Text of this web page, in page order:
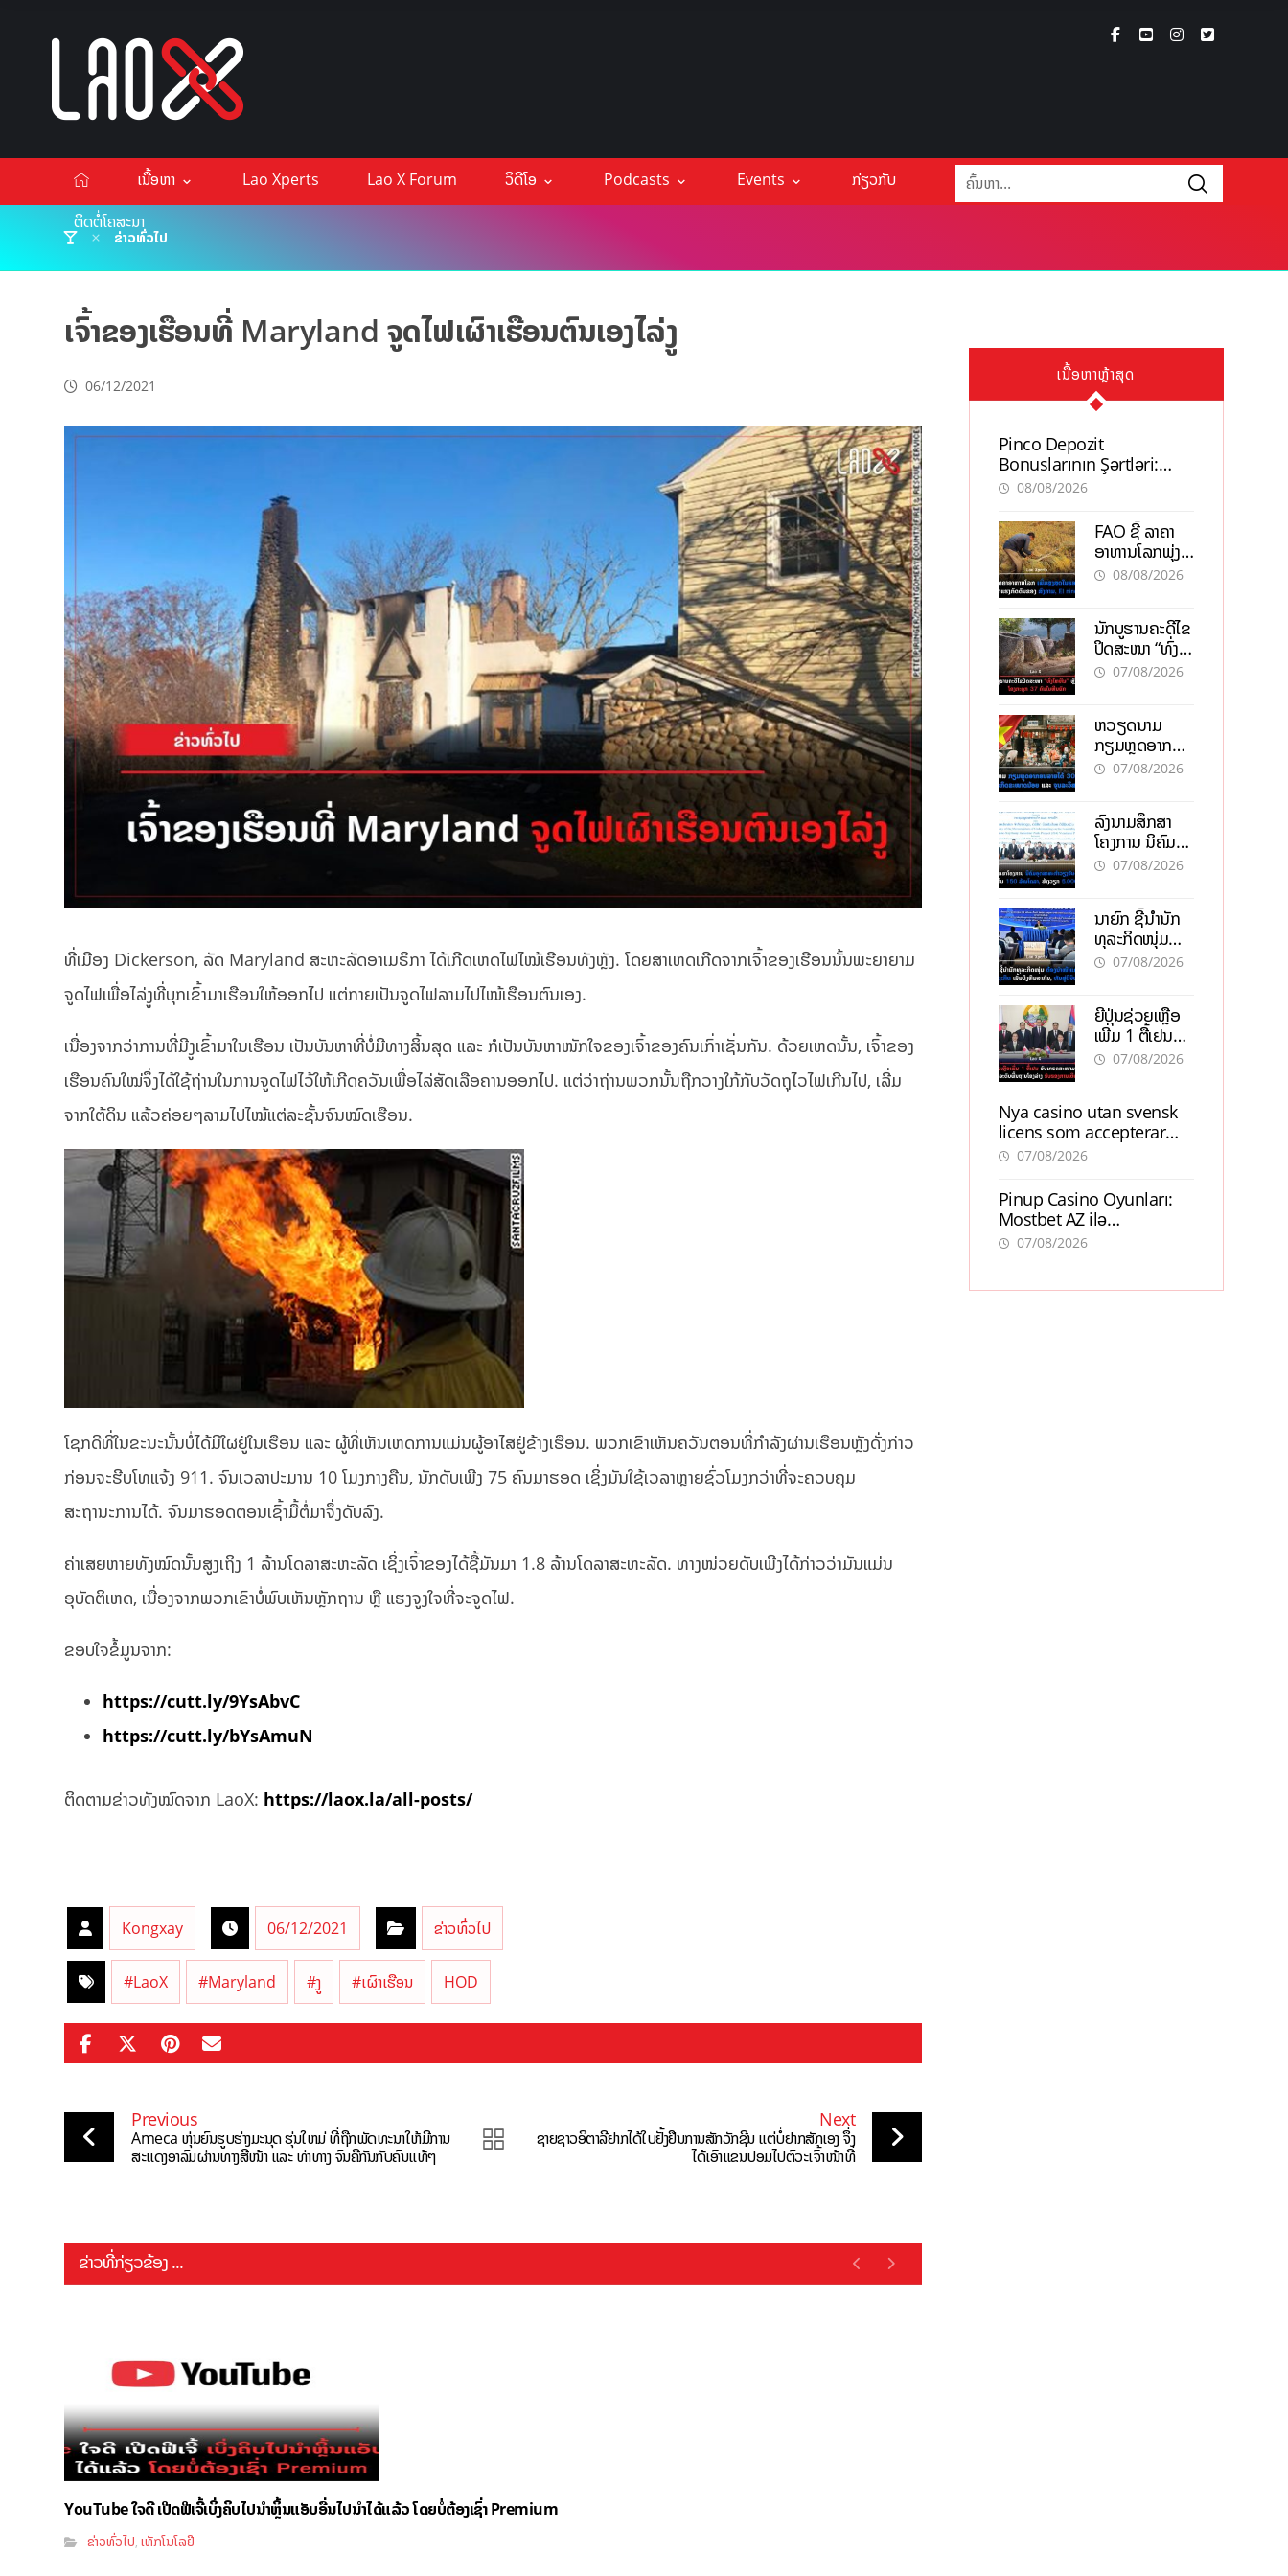
ເນື້ອຫາ Lao Xperts Lao X Forum ວິດີໂອ Podcasts Events
ກ່ຽວກັບ
ຕິດຕໍ່ໂຄສະນາ
ຂ່າວທົ່ວໄປ
ເຈົ້າຂອງເຮືອນທີ່ Maryland ຈູດໄຟເຜົາເຮືອນຕົນເອງໄລ່ງູ
06/12/2021
ທີ່ເມືອງ Dickerson, ລັດ Maryland ສະຫະລັດອາເມຣິກາ ໄດ້ເກີດເຫດໄຟໄໝ້ເຮືອນທັງຫຼັງ. ໂດຍສາເຫດເກີດຈາກເຈົ້າຂອງເຮືອນນັ້ນພະຍາຍາມ
ຈູດໄຟເພື່ອໄລ່ງູທີ່ບຸກເຂົ້າມາເຮືອນໃຫ້ອອກໄປ ແຕ່ກາຍເປັນຈູດໄຟລາມໄປໄໝ້ເຮືອນຕົນເອງ.
ເນື່ອງຈາກວ່າການທີ່ມີງູເຂົ້າມາໃນເຮືອນ ເປັນບັນຫາທີ່ບໍ່ມີທາງສິ້ນສຸດ ແລະ ກໍເປັນບັນຫາໜັກໃຈຂອງເຈົ້າຂອງຄົນເກົ່າເຊັ່ນກັນ. ດ້ວຍເຫດນັ້ນ, ເຈົ້າຂອງ
ເຮືອນຄົນໃໝ່ຈຶ່ງໄດ້ໃຊ້ຖ່ານໃນການຈູດໄຟໄວ້ໃຫ້ເກີດຄວັນເພື່ອໄລ່ສັດເລືອຄານອອກໄປ. ແຕ່ວ່າຖ່ານພວກນັ້ນຖືກວາງໃກ້ກັບວັດຖຸໄວໄຟເກີນໄປ, ເລີ່ມ
ຈາກໃຕ້ດິນ ແລ້ວຄ່ອຍໆລາມໄປໄໝ້ແຕ່ລະຊັ້ນຈົນໝົດເຮືອນ.
ໂຊກດີທີ່ໃນຂະນະນັ້ນບໍ່ໄດ້ມີໃຜຢູ່ໃນເຮືອນ ແລະ ຜູ້ທີ່ເຫັນເຫດການແມ່ນຜູ້ອາໄສຢູ່ຂ້າງເຮືອນ. ພວກເຂົາເຫັນຄວັນຕອນທີ່ກຳລັງຜ່ານເຮືອນຫຼັງດັ່ງກ່າວ
ກ່ອນຈະຮີບໂທແຈ້ງ 911. ຈົນເວລາປະມານ 10 ໂມງກາງຄືນ, ນັກດັບເພີງ 75 ຄົນມາຮອດ ເຊິ່ງມັນໃຊ້ເວລາຫຼາຍຊົ່ວໂມງກວ່າທີ່ຈະຄວບຄຸມ
ສະຖານະການໄດ້. ຈົນມາຮອດຕອນເຊົ້າມື້ຕໍ່ມາຈຶ່ງດັບລົງ.
ຄ່າເສຍຫາຍທັງໝົດນັ້ນສູງເຖິງ 1 ລ້ານໂດລາສະຫະລັດ ເຊິ່ງເຈົ້າຂອງໄດ້ຊື້ມັນມາ 1.8 ລ້ານໂດລາສະຫະລັດ. ທາງໜ່ວຍດັບເພີງໄດ້ກ່າວວ່າມັນແມ່ນ
ອຸບັດຕິເຫດ, ເນື່ອງຈາກພວກເຂົາບໍ່ພົບເຫັນຫຼັກຖານ ຫຼື ແຮງຈູງໃຈທີ່ຈະຈູດໄຟ.
ຂອບໃຈຂໍ້ມູນຈາກ:
https://cutt.ly/9YsAbvC
https://cutt.ly/bYsAmuN
ຕິດຕາມຂ່າວທັງໝົດຈາກ LaoX: https://laox.la/all-posts/
Kongxay 06/12/2021 ຂ່າວທົ່ວໄປ
#LaoX #Maryland #ງູ #ເຜົາເຮືອນ HOD
Previous
Ameca ຫຸ່ນຍົນຮູບຮ່າງມະນຸດ ຮຸ່ນໃຫມ່ ທີ່ຖືກພັດທະນາໃຫ້ມີການ
ສະແດງອາລົມຜ່ານທາງສີໜ້າ ແລະ ທ່າທາງ ຈົນຄືກັນກັບຄົນແທ້ໆ
Next
ຊາຍຊາວອິຕາລີຢາກໄດ້ໃບຢັ້ງຢືນການສັກວັກຊີນ ແຕ່ບໍ່ຢາກສັກເອງ ຈຶ່ງ
ໄດ້ເອົາແຂນປອມໄປຕົວະເຈົ້າໜ້າທີ່
ຂ່າວທີ່ກ່ຽວຂ້ອງ ...
YouTube ໃຈດີ ເປີດຟີເຈີ້ເບິ່ງຄິບໄປນຳຫຼິ້ນແອັບອື່ນໄປນຳໄດ້ແລ້ວ ໂດຍບໍ່ຕ້ອງເຊົ່າ Premium
ຂ່າວທົ່ວໄປ,ເທັກໂນໂລຢີ
ເນື້ອຫາຫຼ້າສຸດ
Pinco Depozit
Bonuslarının Şərtləri:
Təcrübəli İstifadəçilərdən
08/08/2026
FAO ຊີ້ ລາຄາ
ອາຫານໂລກພຸ່ງ
ສູງສຸດໃນຮອບ 3
ສົງຄາມ, El
nino
08/08/2026
ນັກບູຮານຄະດີໄຂ
ປິດສະໜາ “ທົ່ງ
ໄຫຫີນ” ຫຼັງພົບ
07/08/2026
ຫວຽດນາມ
ກຽມຫຼຸດອາກອນ
ລາຍໄດ້ 30%
ແລະ ຈຸນລະ
ວິສາຫະກິດ
07/08/2026
ລົງນາມສຶກສາ
ໂຄງການ ນິຄົມ
ອຸດສາຫະກຳ
150 ລ້ານໂດລາ,
ສ້າງວຽກ 5.000
ຕຳແໜ່ງ
07/08/2026
ນາຍົກ ຊີ້ນຳນັກ
ທຸລະກິດໜຸ່ມ
ຕ້ອງນຳໜ້າແກ້
ສາກົນ, ຫັນສູ່ດິຈິ
ຕອນ
07/08/2026
ຍີ່ປຸ່ນຊ່ວຍເຫຼືອ
ເພີ່ມ 1 ຕື້ເຢນ
ອັບເກຣດ
ເຕີບໂຕ
07/08/2026
Nya casino utan svensk
licens som accepterar
Swish: En jämförelse
07/08/2026
Pinup Casino Oyunları:
Mostbet AZ ilə
Müqayisədə Nə Təqdim
07/08/2026